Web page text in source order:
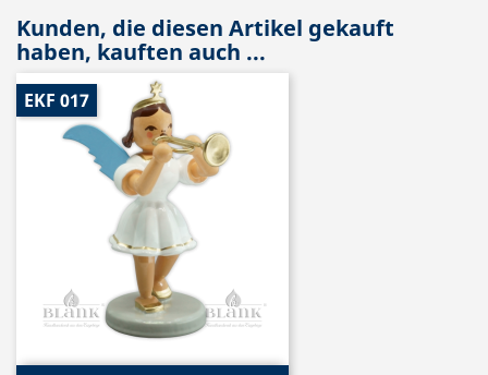
Kunden, die diesen Artikel gekauft
haben, kauften auch ...
EKF 017